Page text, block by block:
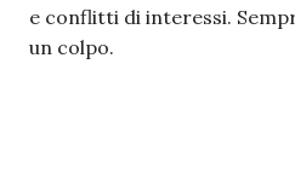
e conflitti di interessi.
un colpo.